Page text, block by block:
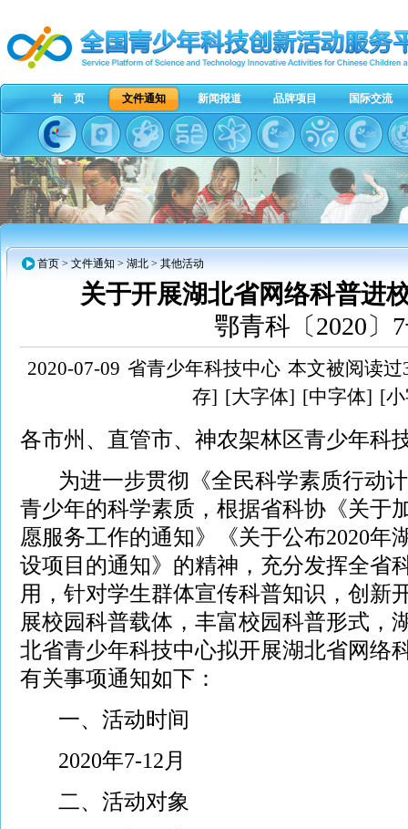
首 页 文件通知 新闻报道 品牌项目 国际交流
首页 > 文件通知 > 湖北 > 其他活动
关于开展湖北省网络科普进
鄂青科〔2020〕
2020-07-09 省青少年科技中心 本文被阅读过
存] [大字体] [中字体] [
各市州、直管市、神农架林区青少年科
为进一步贯彻《全民科学素质行动计
青少年的科学素质，根据省科协《关于
愿服务工作的通知》《关于公布2020年
设项目的通知》的精神，充分发挥全省
用，针对学生群体宣传科普知识，创新
展校园科普载体，丰富校园科普形式，
北省青少年科技中心拟开展湖北省网络
有关事项通知如下：
一、活动时间
2020年7-12月
二、活动对象